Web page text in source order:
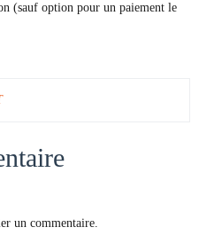
(sauf option pour un paiement le
un commentaire.